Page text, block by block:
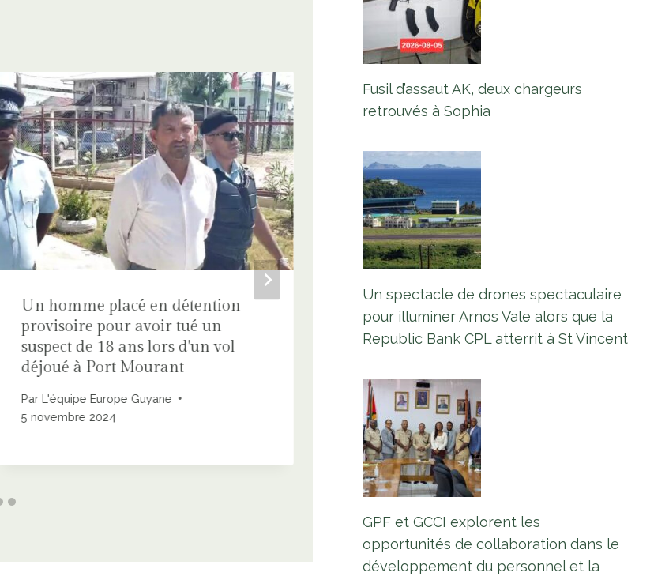
Un homme placé en détention
provisoire pour avoir tué un
suspect de 18 ans lors d'un vol
déjoué à Port Mourant
Par L'équipe Europe Guyane
5 novembre 2024
Diamond à Buzz Bee Bee Dam
Section Of Heroes Highway près
de l'achèvement
ParL'équipe Europe Guyane
Fusil d’assaut AK, deux chargeurs
retrouvés à Sophia
Un spectacle de drones spectaculaire
pour illuminer Arnos Vale alors que la
Republic Bank CPL atterrit à St Vincent
GPF et GCCI explorent les
opportunités de collaboration dans le
développement du personnel et la